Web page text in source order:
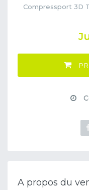
Compressport 3D
A propos du